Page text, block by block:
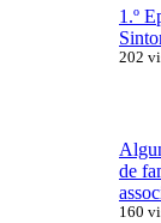
1.º
202
de
160